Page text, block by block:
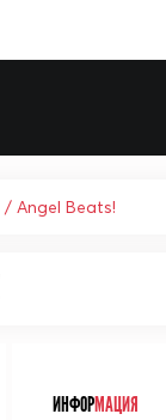
/ Angel Beats!
ИНФОРМАЦИЯ